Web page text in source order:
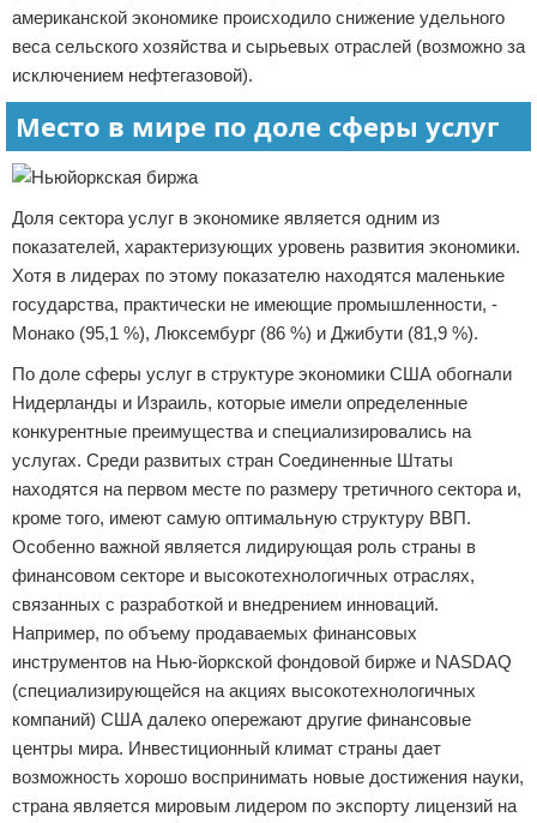
американской экономике происходило снижение удельного
веса сельского хозяйства и сырьевых отраслей (возможно за
исключением нефтегазовой).
Место в мире по доле сферы услуг
Доля сектора услуг в экономике является одним из
показателей, характеризующих уровень развития экономики.
Хотя в лидерах по этому показателю находятся маленькие
государства, практически не имеющие промышленности, -
Монако (95,1 %), Люксембург (86 %) и Джибути (81,9 %).
По доле сферы услуг в структуре экономики США обогнали
Нидерланды и Израиль, которые имели определенные
конкурентные преимущества и специализировались на
услугах. Среди развитых стран Соединенные Штаты
находятся на первом месте по размеру третичного сектора и,
кроме того, имеют самую оптимальную структуру ВВП.
Особенно важной является лидирующая роль страны в
финансовом секторе и высокотехнологичных отраслях,
связанных с разработкой и внедрением инноваций.
Например, по объему продаваемых финансовых
инструментов на Нью-йоркской фондовой бирже и NASDAQ
(специализирующейся на акциях высокотехнологичных
компаний) США далеко опережают другие финансовые
центры мира. Инвестиционный климат страны дает
возможность хорошо воспринимать новые достижения науки,
страна является мировым лидером по экспорту лицензий на